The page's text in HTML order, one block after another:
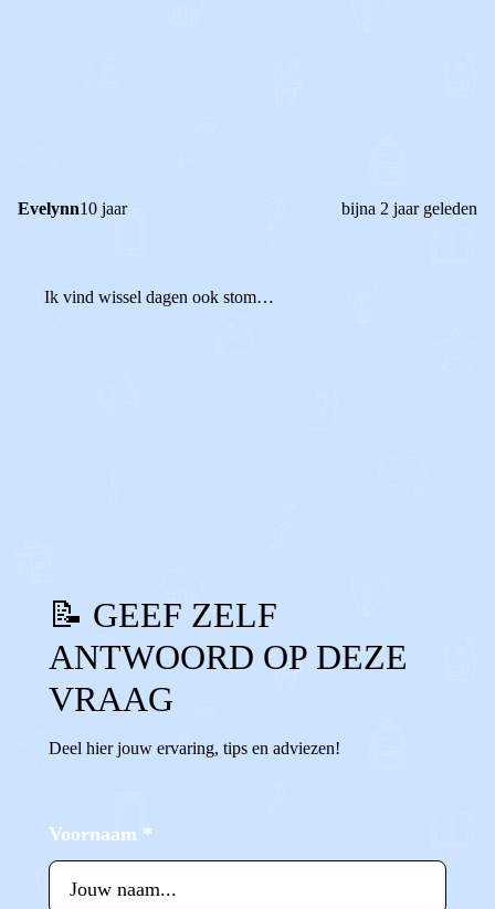
Evelynn10 jaar bijna 2 jaar geleden
Ik vind wissel dagen ook stom…
📝 GEEF ZELF
ANTWOORD OP DEZE
VRAAG
Deel hier jouw ervaring, tips en adviezen!
Voornaam *